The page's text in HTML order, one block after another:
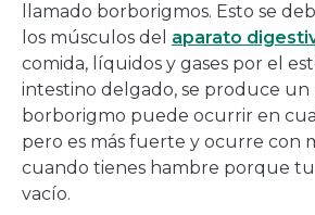
llamado borborigmos. Esto se
los músculos del aparato
comida, líquidos y gases por el
intestino delgado, se produce un
borborigmo puede ocurrir en
pero es más fuerte y ocurre con
cuando tienes hambre porque
vacío.